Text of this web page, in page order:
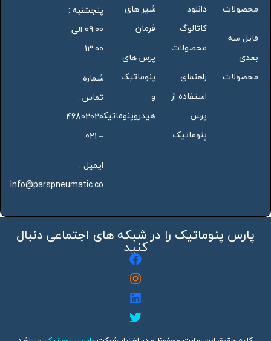
محصولات
فایل سه
بعدی
محصولات
دانلود
کاتالوگ
محصولات
راهنمای
استفاده از
پرس
پنوماتیک
شیر های
فرمان
پرس های
پنوماتیک
و
هیدروپنوماتیک
پنجشنبه :
09:00 الی
13:00
شماره
تماس :
46802020
– 021
ایمیل :
Info@parspneumatic.co
پارس پنوماتیک را در شبکه های اجتماعی دنبال
کنید